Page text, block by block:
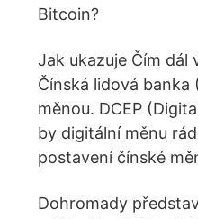
Bitcoin?
Jak ukazuje Čím
Čínská lidová
měnou. DCEP
by digitální měnu
postavení čínské
Dohromady